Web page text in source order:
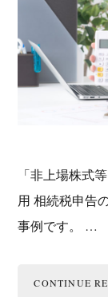
「非上場株式
用 相続税申告
事例です。 …
CONTINUE